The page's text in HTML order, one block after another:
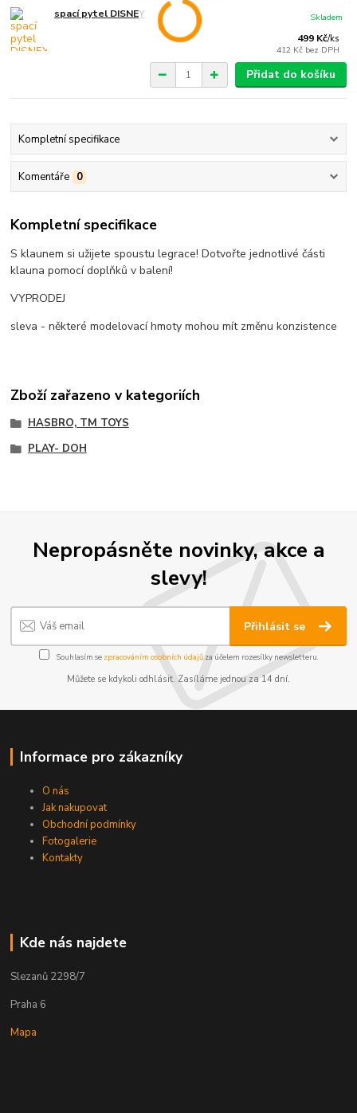
spací pytel DISNEY
499 Kč/ks
412 Kč bez DPH
Skladem
Přidat do košíku
Kompletní specifikace
Komentáře 0
Kompletní specifikace
S klaunem si užijete spoustu legrace! Dotvořte jednotlivé části
klauna pomocí doplňků v balení!
VYPRODEJ
sleva - některé modelovací hmoty mohou mít změnu konzistence
Zboží zařazeno v kategoriích
HASBRO, TM TOYS
PLAY- DOH
Nepropásněte novinky, akce a
slevy!
Přihlásit se
Souhlasím se zpracováním osobních údajůza účelem rozesílky newsletteru.
Můžete se kdykoli odhlásit. Zasíláme jednou za 14 dní.
Informace pro zákazníky
O nás
Jak nakupovat
Obchodní podmínky
Fotogalerie
Kontakty
Kde nás najdete
Slezanů 2298/7
Praha 6
Mapa